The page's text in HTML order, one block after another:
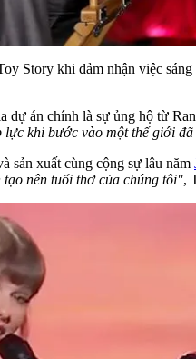
Story khi đảm nhận việc sáng
dự án chính là sự ủng hộ từ
khi bước vào một thế giới
sản xuất cùng cộng sự lâu năm
tạo nên tuổi thơ của chúng tôi",